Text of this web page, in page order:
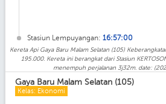
Stasiun Lempuyangan: 16:57:00
Kereta Api Gaya Baru Malam Selatan (105)
195.000. Kereta ini berangkat dari Stasiun
menempuh perjalanan 3j32m. date:
Gaya Baru Malam Selatan (105)
Kelas: Ekonomi